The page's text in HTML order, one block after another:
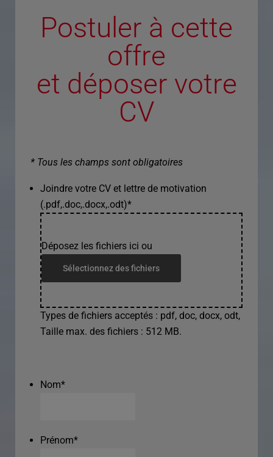
Postuler à cette
offre
et déposer votre
CV
* Tous les champs sont obligatoires
Joindre votre CV et lettre de motivation
(.pdf,.doc,.docx,.odt)*
Déposez les fichiers ici ou
Sélectionnez des fichiers
Types de fichiers acceptés : pdf, doc, docx, odt,
Taille max. des fichiers : 512 MB.
Nom*
Prénom*